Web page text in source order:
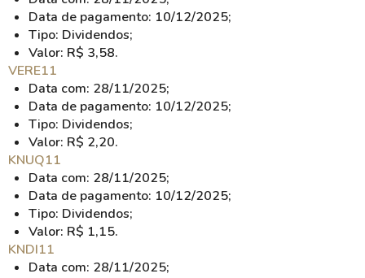
Data de pagamento: 10/12/2025;
Tipo: Dividendos;
Valor: R$ 3,58.
VERE11
Data com: 28/11/2025;
Data de pagamento: 10/12/2025;
Tipo: Dividendos;
Valor: R$ 2,20.
KNUQ11
Data com: 28/11/2025;
Data de pagamento: 10/12/2025;
Tipo: Dividendos;
Valor: R$ 1,15.
KNDI11
Data com: 28/11/2025;